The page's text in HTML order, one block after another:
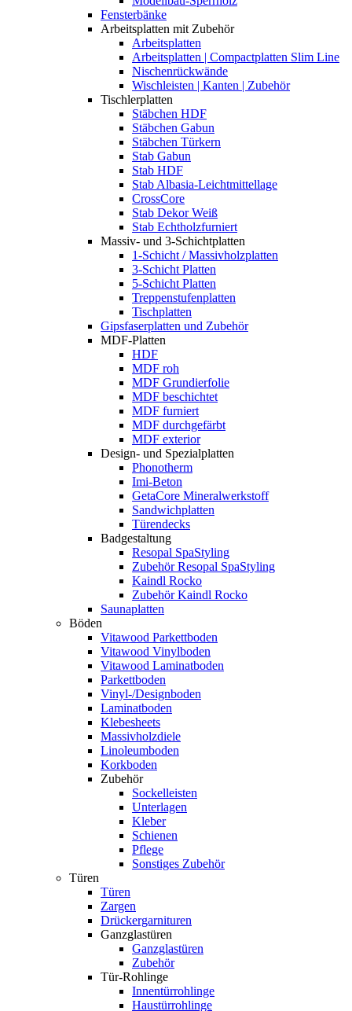
Fensterbänke
Arbeitsplatten mit Zubehör
Arbeitsplatten
Arbeitsplatten | Compactplatten Slim Line
Nischenrückwände
Wischleisten | Kanten | Zubehör
Tischlerplatten
Stäbchen HDF
Stäbchen Gabun
Stäbchen Türkern
Stab Gabun
Stab HDF
Stab Albasia-Leichtmittellage
CrossCore
Stab Dekor Weiß
Stab Echtholzfurniert
Massiv- und 3-Schichtplatten
1-Schicht / Massivholzplatten
3-Schicht Platten
5-Schicht Platten
Treppenstufenplatten
Tischplatten
Gipsfaserplatten und Zubehör
MDF-Platten
HDF
MDF roh
MDF Grundierfolie
MDF beschichtet
MDF furniert
MDF durchgefärbt
MDF exterior
Design- und Spezialplatten
Phonotherm
Imi-Beton
GetaCore Mineralwerkstoff
Sandwichplatten
Türendecks
Badgestaltung
Resopal SpaStyling
Zubehör Resopal SpaStyling
Kaindl Rocko
Zubehör Kaindl Rocko
Saunaplatten
Böden
Vitawood Parkettboden
Vitawood Vinylboden
Vitawood Laminatboden
Parkettboden
Vinyl-/Designboden
Laminatboden
Klebesheets
Massivholzdiele
Linoleumboden
Korkboden
Zubehör
Sockelleisten
Unterlagen
Kleber
Schienen
Pflege
Sonstiges Zubehör
Türen
Türen
Zargen
Drückergarnituren
Ganzglastüren
Ganzglastüren
Zubehör
Tür-Rohlinge
Innentürrohlinge
Haustürrohlinge